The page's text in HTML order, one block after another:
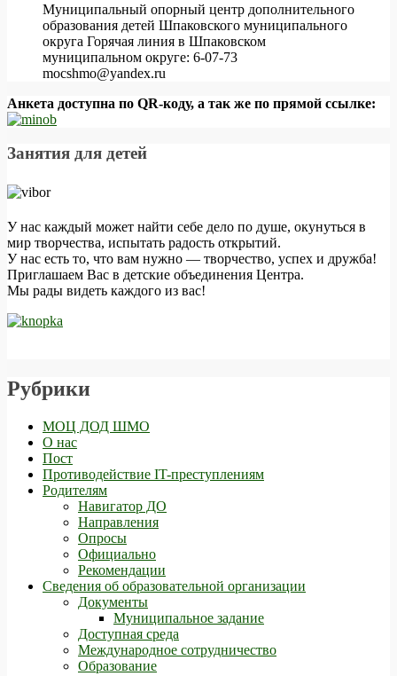
Муниципальный опорный центр дополнительного
образования детей Шпаковского муниципального
округа Горячая линия в Шпаковском
муниципальном округе: 6-07-73
mocshmo@yandex.ru
Анкета доступна по QR-коду, а так же по прямой ссылке:
Занятия для детей
У нас каждый может найти себе дело по душе, окунуться в
мир творчества, испытать радость открытий.
У нас есть то, что вам нужно — творчество, успех и дружба!
Приглашаем Вас в детские объединения Центра.
Мы рады видеть каждого из вас!
Рубрики
МОЦ ДОД ШМО
О нас
Пост
Противодействие IT-преступлениям
Родителям
Навигатор ДО
Направления
Опросы
Официально
Рекомендации
Сведения об образовательной организации
Документы
Муниципальное задание
Доступная среда
Международное сотрудничество
Образование